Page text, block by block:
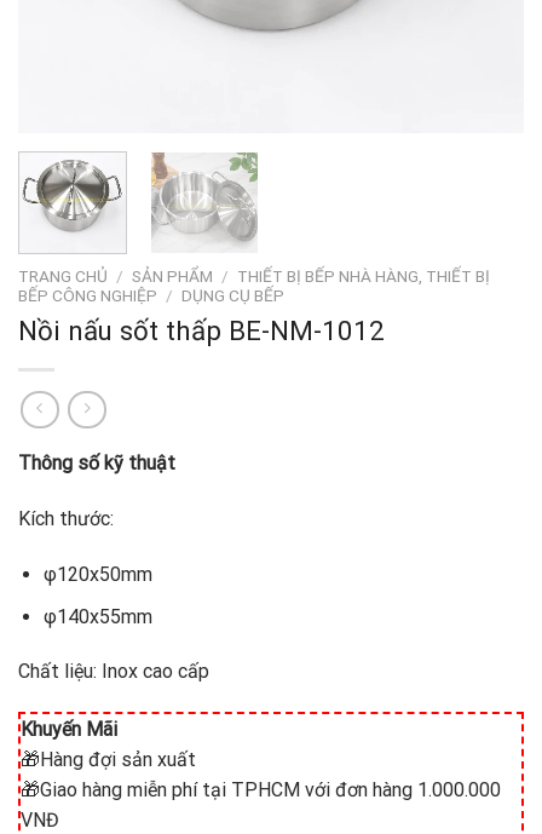
TRANG CHỦ / SẢN PHẨM / THIẾT BỊ BẾP NHÀ HÀNG, THIẾT BỊ
BẾP CÔNG NGHIỆP / DỤNG CỤ BẾP
Nồi nấu sốt thấp BE-NM-1012
Thông số kỹ thuật
Kích thước:
φ120x50mm
φ140x55mm
Chất liệu: Inox cao cấp
Khuyến Mãi
🎁Hàng đợi sản xuất
🎁Giao hàng miễn phí tại TPHCM với đơn hàng 1.000.000
VNĐ